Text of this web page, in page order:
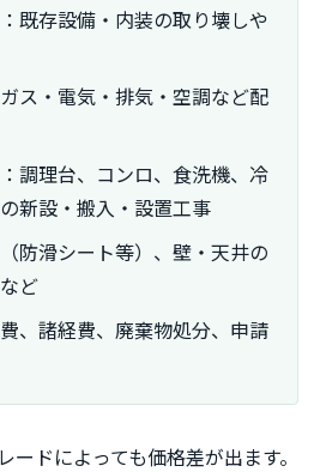
：既存設備・内装の取り壊しや
ス・電気・排気・空調など配
：調理台、コンロ、食洗機、冷
新設・搬入・設置工事
防滑シート等）、壁・天井の
ど
、諸経費、廃棄物処分、申請
ドによっても価格差が出ます。